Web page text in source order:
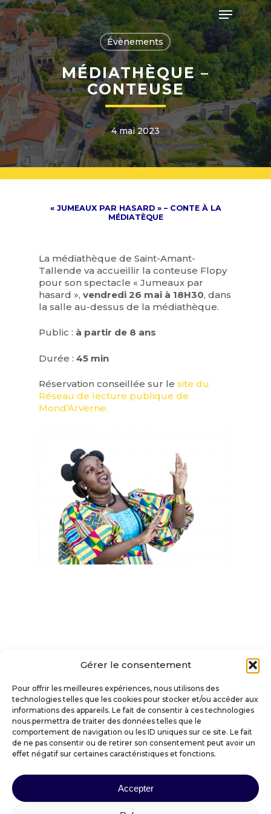
Gérer le consentement
Pour offrir les meilleures expériences, nous utilisons des
technologies telles que les cookies pour stocker et/ou accéder aux
informations des appareils. Le fait de consentir à ces technologies
nous permettra de traiter des données telles que le
comportement de navigation ou les ID uniques sur ce site. Le fait
de ne pas consentir ou de retirer son consentement peut avoir un
effet négatif sur certaines caractéristiques et fonctions.
Accepter
Skip
to
main
content
Menu
Évènements
MÉDIATHÈQUE –
CONTEUSE
4 mai 2023
« JUMEAUX PAR HASARD » – CONTE À LA
MÉDIATÈQUE
La médiathèque de Saint-Amant-
Tallende va accueillir la conteuse Flopy
pour son spectacle « Jumeaux par
hasard »,vendredi 26 mai à 18H30, dans
la salle au-dessus de la médiathèque.
Public : à partir de 8 ans
Durée :45 min
Réservation conseillée sur lesite du
Réseau de lecture publique de
Mond’Arverne.
Close
Menu